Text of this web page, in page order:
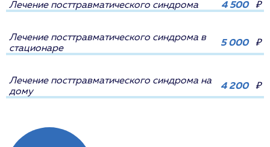
Лечение посттравматического синдрома 4 500 ₽
Лечение посттравматического синдрома в
стационаре
5 000 ₽
Лечение посттравматического синдрома на
дому
4 200 ₽